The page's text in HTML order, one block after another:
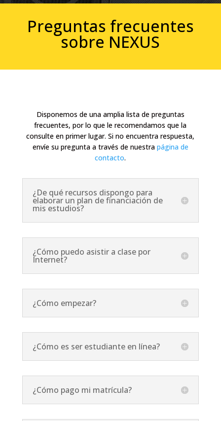
Preguntas frecuentes
sobre NEXUS
Disponemos de una amplia lista de preguntas
frecuentes, por lo que le recomendamos que la
consulte en primer lugar. Si no encuentra respuesta,
envíe su pregunta a través de nuestra página de
contacto.
¿De qué recursos dispongo para
elaborar un plan de financiación de
mis estudios?
¿Cómo puedo asistir a clase por
Internet?
¿Cómo empezar?
¿Cómo es ser estudiante en línea?
¿Cómo pago mi matrícula?